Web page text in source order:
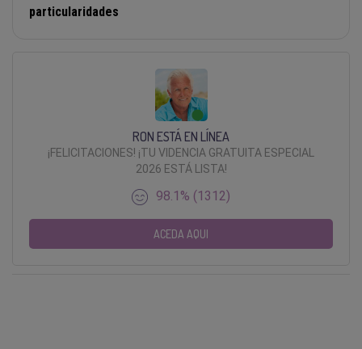
particularidades
RON ESTÁ EN LÍNEA
¡FELICITACIONES! ¡TU VIDENCIA GRATUITA ESPECIAL
2026 ESTÁ LISTA!
98.1% (1312)
ACEDA AQUI